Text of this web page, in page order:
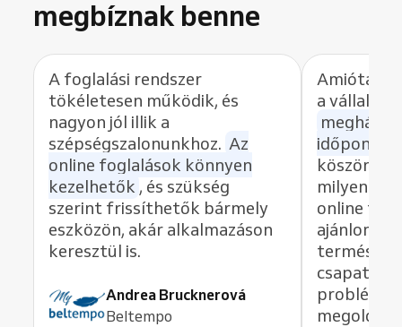
megbíznak benne
A foglalási rendszer
tökéletesen működik, és
nagyon jól illik a
szépségszalonunkhoz. Az
online foglalások könnyen
kezelhetők , és szükség
szerint frissíthetők bármely
eszközön, akár alkalmazáson
keresztül is.
Andrea Brucknerová
Beltempo
Amióta a
a
időpontok
milyen
online
ajánlom
csapatot